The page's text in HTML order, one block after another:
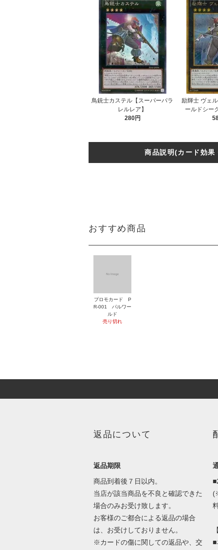
鳥銃士カステル【スーパーパラ
レルレア】
280円
励輝士 ヴェ
ールドシー
商品説明(カード効果
おすすめ商品
プロモカード P
R-001 パルワー
ルド
売り切れ
返品について
返品期限
商品到着後７日以内。
当店が該当商品を不良と確認できた
場合のみお受け致します。
お客様のご都合による返品の場合
は、お受けしておりません。
※カードの傷に関しての返品や、交
■